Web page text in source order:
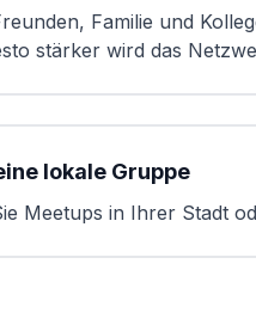
Familie und
stärker wird das
lokale Gruppe
Meetups in Ihrer Stadt